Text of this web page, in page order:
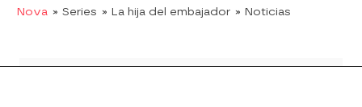
Nova » Series » La hija del embajador » Noticias